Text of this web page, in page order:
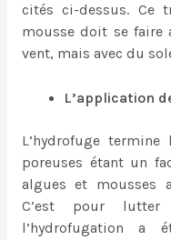
cités ci-dessus. Ce
mousse doit se
vent, mais avec du
L’application
L’hydrofuge
poreuses étant un
algues et mousses
C’est pour
l’hydrofugation a